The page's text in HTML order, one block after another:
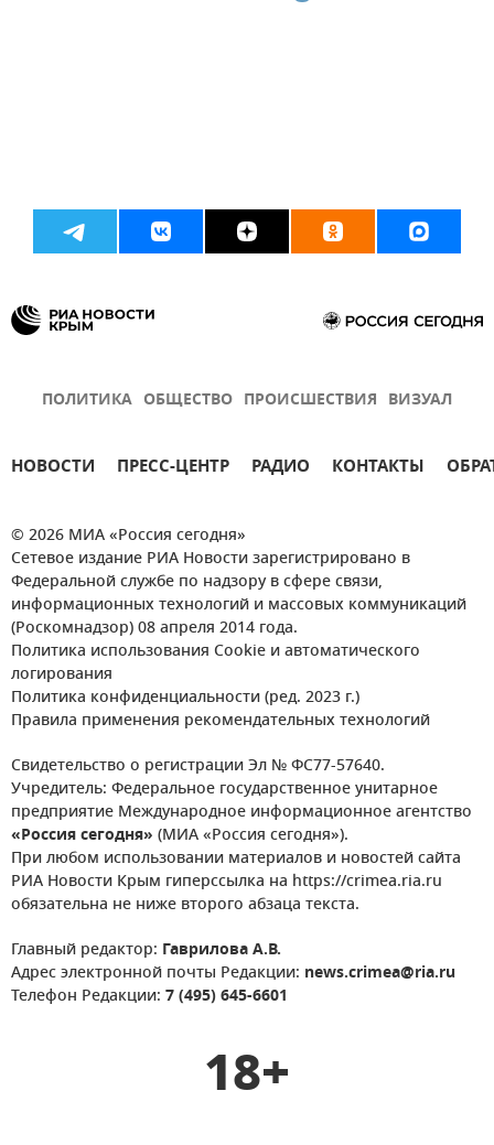
ПОЛИТИКА ОБЩЕСТВО ПРОИСШЕСТВИЯ ВИЗУАЛ
НОВОСТИ ПРЕСС-ЦЕНТР РАДИО КОНТАКТЫ
© 2026 МИА «Россия сегодня»
Сетевое издание РИА Новости зарегистрировано в
Федеральной службе по надзору в сфере связи,
информационных технологий и массовых коммуникаций
(Роскомнадзор) 08 апреля 2014 года.
Политика использования Cookie и автоматического
логирования
Политика конфиденциальности (ред. 2023 г.)
Правила применения рекомендательных технологий
Свидетельство о регистрации Эл № ФС77-57640.
Учредитель: Федеральное государственное унитарное
предприятие Международное информационное агентство
«Россия сегодня» (МИА «Россия сегодня»).
При любом использовании материалов и новостей сайта
РИА Новости Крым гиперссылка на https://crimea.ria.ru
обязательна не ниже второго абзаца текста.
Главный редактор: Гаврилова А.В.
Адрес электронной почты Редакции: news.crimea@ria.ru
Телефон Редакции: 7 (495) 645-6601
18+